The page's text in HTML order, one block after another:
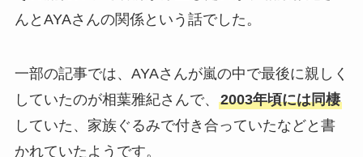
んとAYAさんの関係という話でした。
一部の記事では、AYAさんが嵐の中で最後に親しく
していたのが相葉雅紀さんで、 2003年頃には同棲
していた、家族ぐるみで付き合っていたなどと書
かれていたようです。